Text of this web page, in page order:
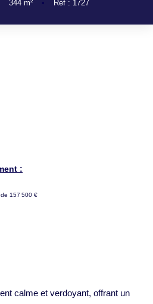
CHATEAUX
344 m² • Réf : 1727
:
157 500 €
calme et verdoyant, offrant un